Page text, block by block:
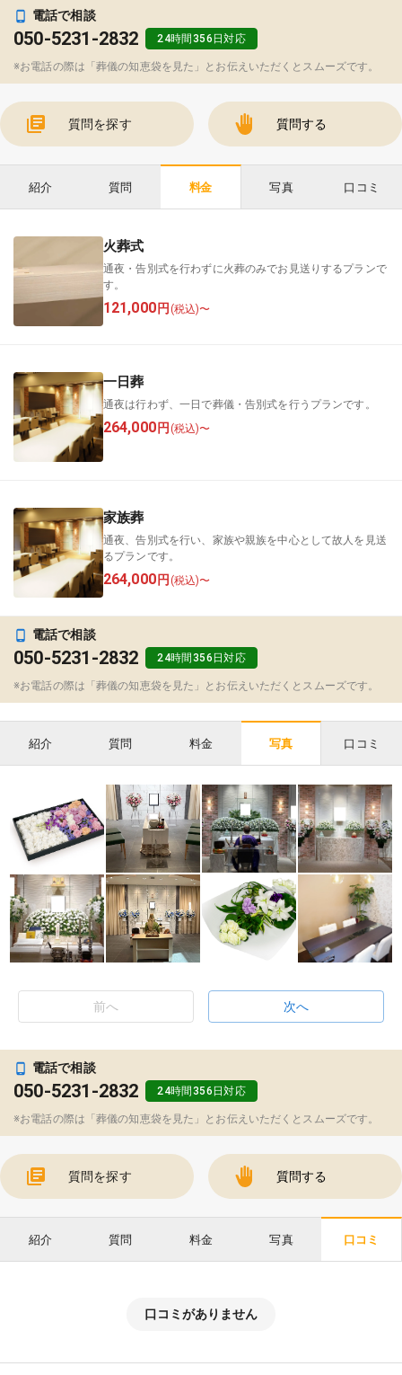
電話で相談
050-5231-2832 24時間356日対応
※お電話の際は「葬儀の知恵袋を見た」とお伝えいただくとスムーズです。
質問を探す 質問する
紹介 質問 料金 写真 口コミ
火葬式
通夜・告別式を行わずに火葬のみでお見送りするプランで
す。
121,000 円 (税込)〜
一日葬
通夜は行わず、一日で葬儀・告別式を行うプランです。
264,000 円 (税込)〜
家族葬
通夜、告別式を行い、家族や親族を中心として故人を見送
るプランです。
264,000 円 (税込)〜
電話で相談
050-5231-2832 24時間356日対応
※お電話の際は「葬儀の知恵袋を見た」とお伝えいただくとスムーズです。
紹介 質問 料金 写真 口コミ
前へ 次へ
電話で相談
050-5231-2832 24時間356日対応
※お電話の際は「葬儀の知恵袋を見た」とお伝えいただくとスムーズです。
質問を探す 質問する
紹介 質問 料金 写真 口コミ
口コミがありません